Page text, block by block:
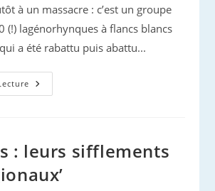
à un massacre : c’est un groupe
(!) lagénorhynques à flancs blancs
a été rabattu puis abattu...
Dauphins
Trucidés
Est-
Traditionnelle ?
: leurs sifflements